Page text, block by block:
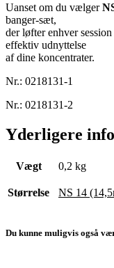
Uanset om du vælger
banger-sæt,
der løfter enhver
effektiv udnyttelse
af dine koncentrater.
Nr.: 0218131-1
Nr.: 0218131-2
Yderligere
Vægt 0,2 kg
Størrelse NS 14
Du kunne muligvis også